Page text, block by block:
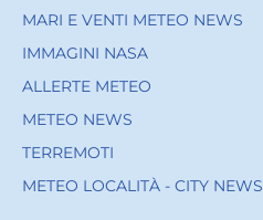
MARI E VENTI METEO NEWS
IMMAGINI NASA
ALLERTE METEO
METEO NEWS
TERREMOTI
METEO LOCALITÀ - CITY NEWS